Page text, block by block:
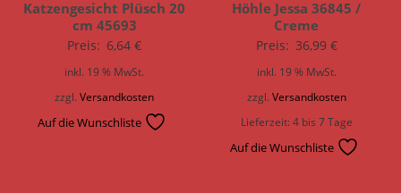
Katzengesicht Plüsch 20
cm 45693
Preis: 6,64€
inkl. 19 % MwSt.
zzgl.Versandkosten
Auf die Wunschliste
Höhle Jessa 36845 /
Creme
Preis: 36,99 €
inkl. 19 % MwSt.
zzgl. Versandkosten
Lieferzeit:4 bis 7 Tage
Auf die Wunschliste